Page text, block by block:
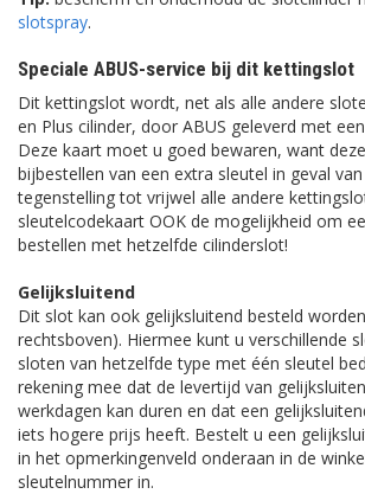
slotspray.
Speciale ABUS-service bij dit kettingslot
Dit kettingslot wordt, net als alle andere
en Plus cilinder, door ABUS geleverd met
Deze kaart moet u goed bewaren, want
bijbestellen van een extra sleutel in geval
tegenstelling tot vrijwel alle andere
sleutelcodekaart OOK de mogelijkheid om
bestellen met hetzelfde cilinderslot!
Gelijksluitend
Dit slot kan ook gelijksluitend besteld
rechtsboven). Hiermee kunt u verschillende
sloten van hetzelfde type met één sleutel
rekening mee dat de levertijd van
werkdagen kan duren en dat een
iets hogere prijs heeft. Bestelt u een
in het opmerkingenveld onderaan in de
sleutelnummer in.